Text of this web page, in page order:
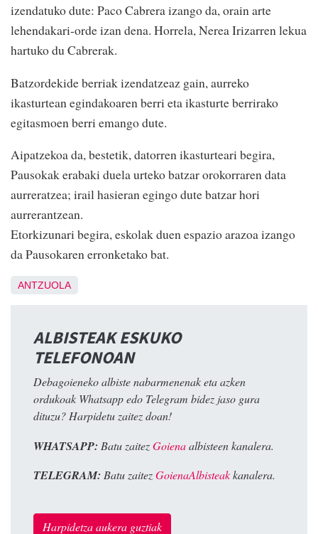
izendatuko dute: Paco Cabrera izango da, orain arte
lehendakari-orde izan dena. Horrela, Nerea Irizarren lekua
hartuko du Cabrerak.
Batzordekide berriak izendatzeaz gain, aurreko
ikasturtean egindakoaren berri eta ikasturte berrirako
egitasmoen berri emango dute.
Aipatzekoa da, bestetik, datorren ikasturteari begira,
Pausokak erabaki duela urteko batzar orokorraren data
aurreratzea; irail hasieran egingo dute batzar hori
aurrerantzean.
Etorkizunari begira, eskolak duen espazio arazoa izango
da Pausokaren erronketako bat.
ANTZUOLA
ALBISTEAK ESKUKO
TELEFONOAN
Debagoieneko albiste nabarmenenak eta azken
ordukoak Whatsapp edo Telegram bidez jaso gura
dituzu? Harpidetu zaitez doan!
WHATSAPP: Batu zaitezGoienaalbisteen kanalera.
TELEGRAM: Batu zaitezGoienaAlbisteakkanalera.
Harpidetza aukera guztiak